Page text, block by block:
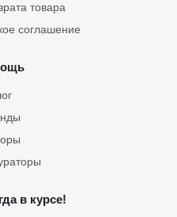
товара
соглашение
в курсе!